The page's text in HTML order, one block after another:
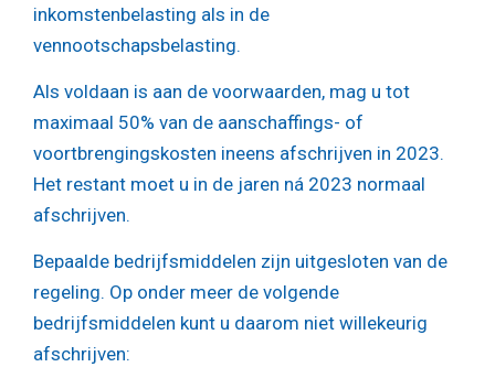
inkomstenbelasting als in de
vennootschapsbelasting.
Als voldaan is aan de voorwaarden, mag u tot
maximaal 50% van de aanschaffings- of
voortbrengingskosten ineens afschrijven in 2023.
Het restant moet u in de jaren ná 2023 normaal
afschrijven.
Bepaalde bedrijfsmiddelen zijn uitgesloten van de
regeling. Op onder meer de volgende
bedrijfsmiddelen kunt u daarom niet willekeurig
afschrijven: